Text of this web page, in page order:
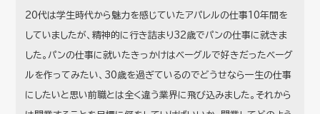
20代は学生時代から魅力を感じていたアパレルの仕事10年間を
していましたが、精神的に行き詰まり32歳でパンの仕事に就きま
した。パンの仕事に就いたきっかけはベーグルで好きだったベーグ
ルを作ってみたい、30歳を過ぎているのでどうせなら一生の仕事
にしたいと思い前職とは全く違う業界に飛び込みました。それから